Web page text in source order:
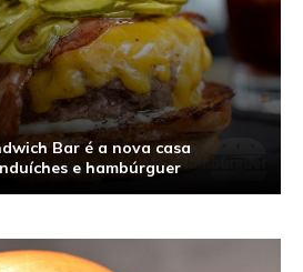
Bar é a nova casa
e hambúrguer